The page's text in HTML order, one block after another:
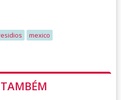
mexico